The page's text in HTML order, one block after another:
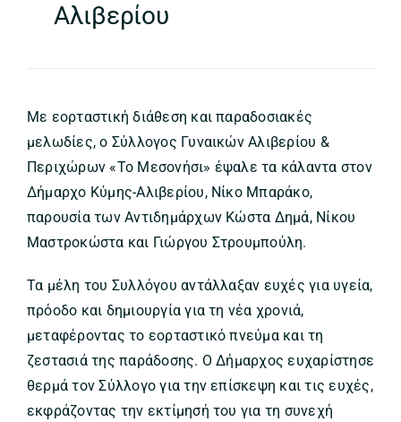
Αλιβερίου
Με εορταστική διάθεση και παραδοσιακές
μελωδίες, ο Σύλλογος Γυναικών Αλιβερίου &
Περιχώρων «Το Μεσονήσι» έψαλε τα κάλαντα στον
Δήμαρχο Κύμης-Αλιβερίου, Νίκο Μπαράκο,
παρουσία των Αντιδημάρχων Κώστα Δημά, Νίκου
Μαστροκώστα και Γιώργου Στρουμπούλη.
Τα μέλη του Συλλόγου αντάλλαξαν ευχές για υγεία,
πρόοδο και δημιουργία για τη νέα χρονιά,
μεταφέροντας το εορταστικό πνεύμα και τη
ζεστασιά της παράδοσης. Ο Δήμαρχος ευχαρίστησε
θερμά τον Σύλλογο για την επίσκεψη και τις ευχές,
εκφράζοντας την εκτίμησή του για τη συνεχή